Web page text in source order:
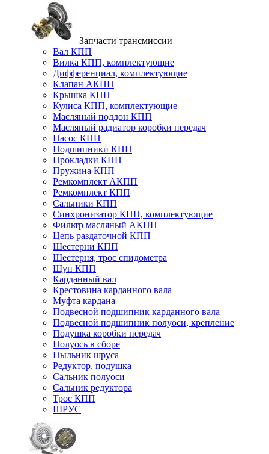
Запчасти трансмиссии
Вал КПП
Вилка КПП, комплектующие
Дифференциал, комплектующие
Клапан АКПП
Крышка КПП
Кулиса КПП, комплектующие
Масляный поддон КПП
Масляный радиатор коробки передач
Насос КПП
Подшипники КПП
Прокладки КПП
Пружина КПП
Ремкомплект АКПП
Ремкомплект КПП
Сальники КПП
Синхронизатор КПП, комплектующие
Фильтр масляный АКПП
Цепь раздаточной КПП
Шестерни КПП
Шестерня, трос спидометра
Щуп КПП
Карданный вал
Крестовина карданного вала
Муфта кардана
Подвесной подшипник карданного вала
Подвесной подшипник полуоси, крепление
Подушка коробки передач
Полуось в сборе
Пыльник шруса
Редуктор, подушка
Сальник полуоси
Сальник редуктора
Трос КПП
ШРУС